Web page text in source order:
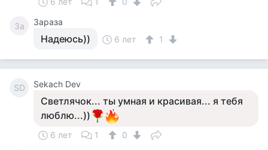
За Зараза
Надеюсь)) 6 лет 1
SD Sekach Dev
Светлячок... ты умная и красивая... я тебя
люблю...))
6 лет 1 0